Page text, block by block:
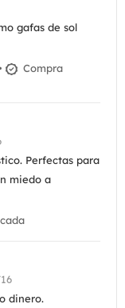
gafas de sol
Compra
Perfectas para
miedo a
dinero.